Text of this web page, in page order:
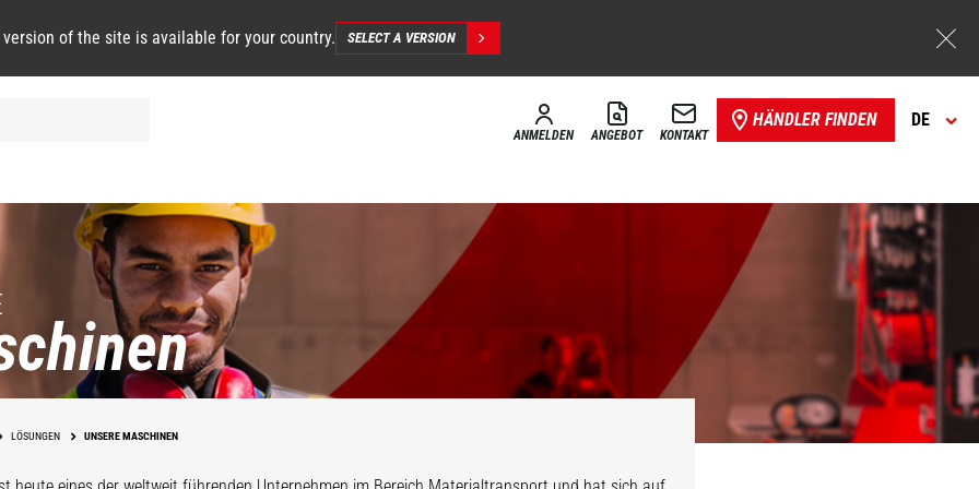
version of the site is available for your country. SELECT A VERSION
ANMELDEN ANGEBOT KONTAKT
HÄNDLER FINDEN DE
LÖSUNGEN UNSERE MASCHINEN